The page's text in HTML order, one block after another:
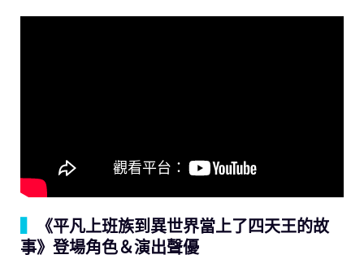
《平凡上班族到異世界當上了四天王的故
事》登場角色＆演出聲優